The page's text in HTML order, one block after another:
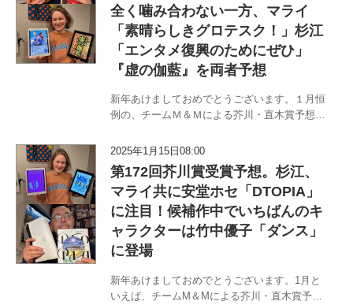
全く噛み合わない一方、マライ
「素晴らしきグロテスク！」杉江
「エンタメ復興のためにぜひ」
『虚の伽藍』を両者予想
新年あけましておめでとうございます。１月恒
例の、チームＭ＆Ｍによる芥川・直木賞予想対
インと〈書評から浪曲まで〉杉江松恋のチーム
Ｍ＆Ｍが1月15日に選考会が行われる第172回芥
川・直木賞予想に挑みます…
2025年1月15日08:00
第172回芥川賞受賞予想。杉江、
マライ共に安堂ホセ「DTOPIA」
に注目！候補作中でいちばんのキ
ャラクターは竹中優子「ダンス」
に登場
新年あけましておめでとうございます。1月と
いえば、チームM＆Mによる芥川・直木賞予想